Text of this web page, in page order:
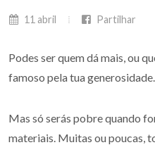
11 abril Partilhar
Podes ser quem dá mais, ou
famoso pela tua generosidade.
Mas só serás pobre quando
materiais. Muitas ou poucas,